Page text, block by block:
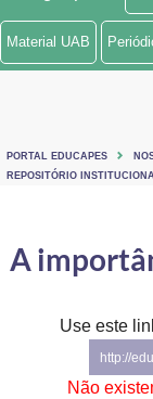
Ministério de Minas e
Ministério do Turismo
Controladoria-Geral da
Material UAB
PORTAL EDUCAPES
REPOSITÓRIO
A
Use este
http://
Não